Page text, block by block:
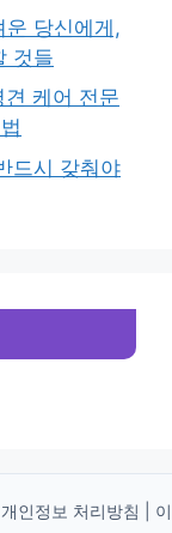
운 당신에게,
것들
견 케어 전문
드시 갖춰야
개인정보 처리방침
이